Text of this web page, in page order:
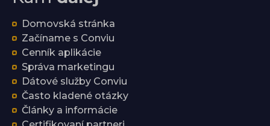
Domovská stránka
Začíname s Conviu
Cenník aplikácie
Správa marketingu
Dátové služby Conviu
Často kladené otázky
Články a informácie